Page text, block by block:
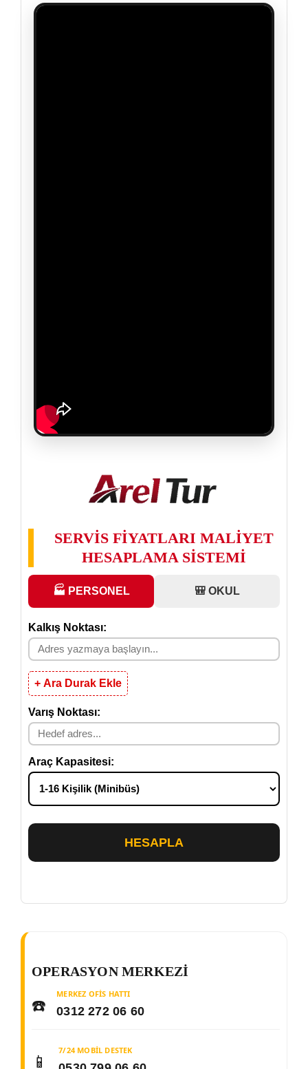
SERVİS FİYATLARI MALİYET
HESAPLAMA SİSTEMİ
🏭 PERSONEL 🎒 OKUL
Kalkış Noktası:
+ Ara Durak Ekle
Varış Noktası:
Araç Kapasitesi:
HESAPLA
OPERASYON MERKEZI
☎️ MERKEZ OFIS HATTI
0312 272 06 60
📱 7/24 MOBIL DESTEK